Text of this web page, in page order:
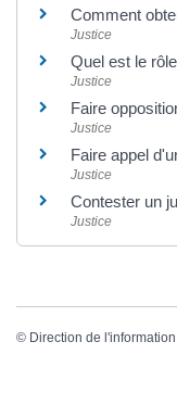
Comment
Justice
Quel est le
Justice
Faire
Justice
Faire appel
Justice
Contester un
Justice
© Direction de